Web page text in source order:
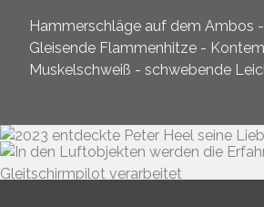
Hammerschläge auf dem Ambos
Gleisende Flammenhitze -
Muskelschweiß - schwebende